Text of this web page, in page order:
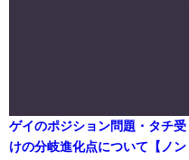
ゲイのポジション問題・タチ受
けの分岐進化点について【ノン